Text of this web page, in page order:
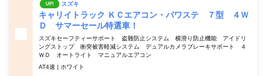
UP! スズキ
キャリイトラック ＫＣエアコン・パワステ ７型 ４Ｗ
Ｄ サマーセール特選車！
スズキセーフティーサポート 盗難防止システム 横滑り防止機能 アイドリ
ングストップ 衝突被害軽減システム デュアルカメラブレーキサポート ４
ＷＤ オートライト マニュアルエアコン
AT4速 | ホワイト